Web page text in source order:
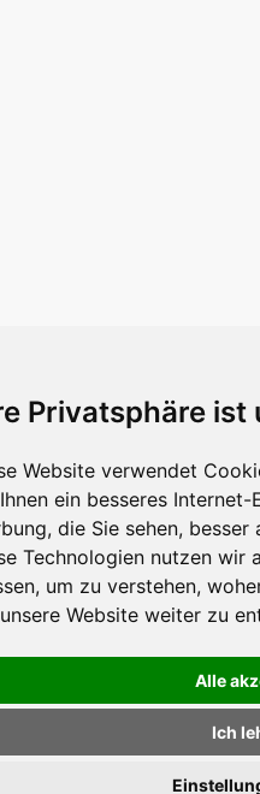
Privatsphäre ist
Website verwendet
ein besseres
die Sie sehen,
Technologien nutzen wir
um zu verstehen,
Website weiter zu
Alle
Ich